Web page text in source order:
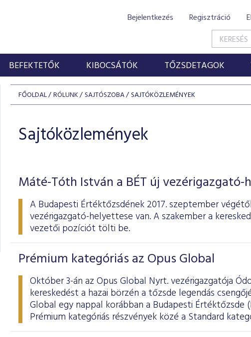
Bejelentkezés Regisztráció
BEFEKTETŐK KIBOCSÁTÓK TŐZSDETAGOK
FŐOLDAL RÓLUNK SAJTÓSZOBA SAJTÓKÖZLEMÉNYEK
Sajtóközlemények
Máté-Tóth István a BÉT új vezérigazgató-
A Budapesti Értéktőzsdének 2017. szeptember
vezérigazgató-helyettese van. A szakember a
vezetői pozíciót tölti be.
Prémium kategóriás az Opus Global
Október 3-án az Opus Global Nyrt. vezérigazgatója
kereskedést a hazai börzén a tőzsde legendás
Global egy nappal korábban a Budapesti Értéktőzsde
Prémium kategóriás részvények közé a Standard